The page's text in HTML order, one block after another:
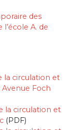
des
A. de
la circulation et
Foch
la circulation et
(PDF)